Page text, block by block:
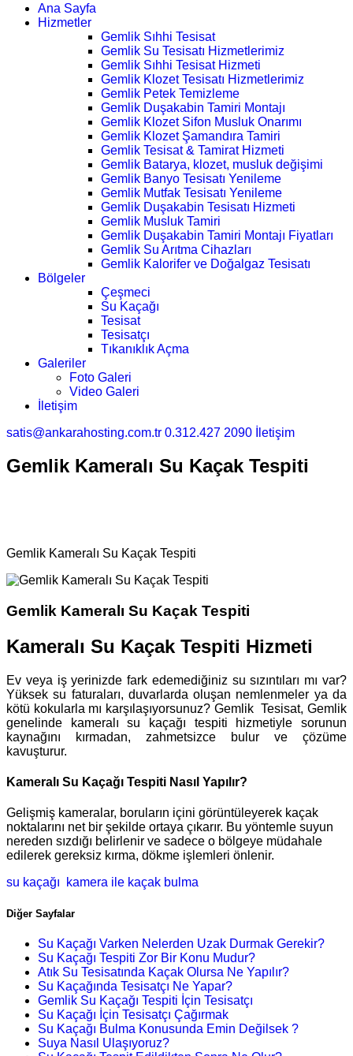
Ana Sayfa
Hizmetler
Gemlik Sıhhi Tesisat
Gemlik Su Tesisatı Hizmetlerimiz
Gemlik Sıhhi Tesisat Hizmeti
Gemlik Klozet Tesisatı Hizmetlerimiz
Gemlik Petek Temizleme
Gemlik Duşakabin Tamiri Montajı
Gemlik Klozet Sifon Musluk Onarımı
Gemlik Klozet Şamandıra Tamiri
Gemlik Tesisat & Tamirat Hizmeti
Gemlik Batarya, klozet, musluk değişimi
Gemlik Banyo Tesisatı Yenileme
Gemlik Mutfak Tesisatı Yenileme
Gemlik Duşakabin Tesisatı Hizmeti
Gemlik Musluk Tamiri
Gemlik Duşakabin Tamiri Montajı Fiyatları
Gemlik Su Arıtma Cihazları
Gemlik Kalorifer ve Doğalgaz Tesisatı
Bölgeler
Çeşmeci
Su Kaçağı
Tesisat
Tesisatçı
Tıkanıklık Açma
Galeriler
Foto Galeri
Video Galeri
İletişim
satis@ankarahosting.com.tr 0.312.427 2090 İletişim
Gemlik Kameralı Su Kaçak Tespiti
Gemlik Kameralı Su Kaçak Tespiti
Gemlik Kameralı Su Kaçak Tespiti
Kameralı Su Kaçak Tespiti Hizmeti
Ev veya iş yerinizde fark edemediğiniz su sızıntıları mı var?
Yüksek su faturaları, duvarlarda oluşan nemlenmeler ya da
kötü kokularla mı karşılaşıyorsunuz? Gemlik Tesisat, Gemlik
genelinde kameralı su kaçağı tespiti hizmetiyle sorunun
kaynağını kırmadan, zahmetsizce bulur ve çözüme
kavuşturur.
Kameralı Su Kaçağı Tespiti Nasıl Yapılır?
Gelişmiş kameralar, boruların içini görüntüleyerek kaçak
noktalarını net bir şekilde ortaya çıkarır. Bu yöntemle suyun
nereden sızdığı belirlenir ve sadece o bölgeye müdahale
edilerek gereksiz kırma, dökme işlemleri önlenir.
su kaçağı
kamera ile kaçak bulma
Diğer Sayfalar
Su Kaçağı Varken Nelerden Uzak Durmak Gerekir?
Su Kaçağı Tespiti Zor Bir Konu Mudur?
Atık Su Tesisatında Kaçak Olursa Ne Yapılır?
Su Kaçağında Tesisatçı Ne Yapar?
Gemlik Su Kaçağı Tespiti İçin Tesisatçı
Su Kaçağı İçin Tesisatçı Çağırmak
Su Kaçağı Bulma Konusunda Emin Değilsek ?
Suya Nasıl Ulaşıyoruz?